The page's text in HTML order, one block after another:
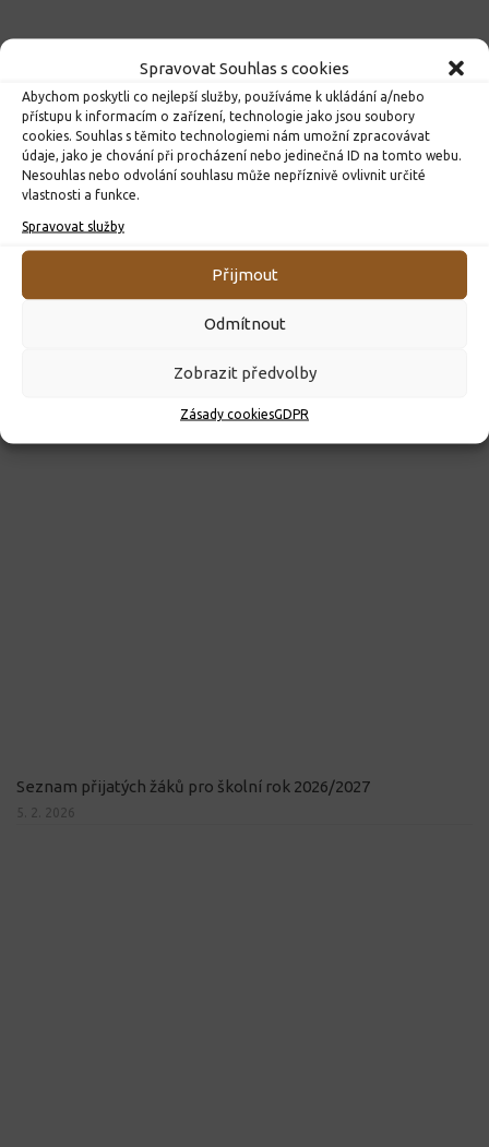
Spravovat Souhlas s cookies
Abychom poskytli co nejlepší služby, používáme k ukládání a/nebo
přístupu k informacím o zařízení, technologie jako jsou soubory
cookies. Souhlas s těmito technologiemi nám umožní zpracovávat
údaje, jako je chování při procházení nebo jedinečná ID na tomto webu.
Nesouhlas nebo odvolání souhlasu může nepříznivě ovlivnit určité
vlastnosti a funkce.
Spravovat služby
Přijmout
Odmítnout
Zobrazit předvolby
Zásady cookiesGDPR
10. 4. 2026
Seznam přijatých žáků pro školní rok 2026/2027
5. 2. 2026